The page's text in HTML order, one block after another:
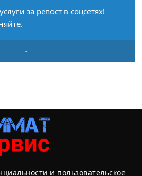
за репост в соцсетях!
-
и пользовательское